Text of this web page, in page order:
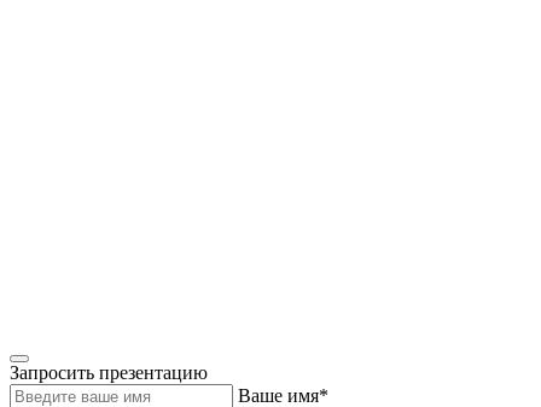
Запросить презентацию
Ваше имя*